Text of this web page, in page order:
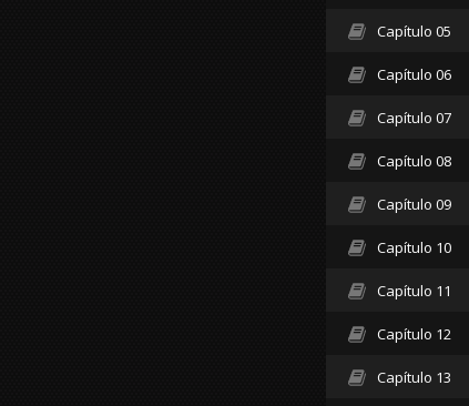
Capítulo 05
Capítulo 06
Capítulo 07
Capítulo 08
Capítulo 09
Capítulo 10
Capítulo 11
Capítulo 12
Capítulo 13